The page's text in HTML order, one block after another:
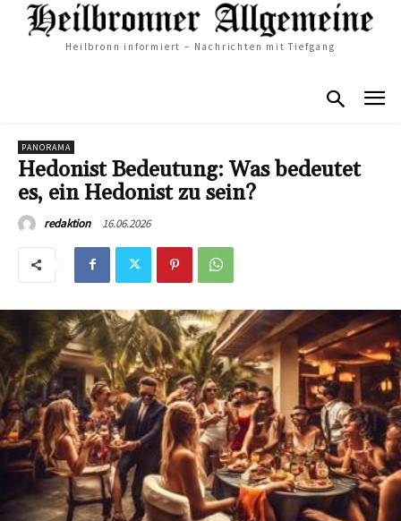
Heilbronn informiert – Nachrichten mit Tiefgang
PANORAMA
Hedonist Bedeutung: Was bedeutet
es, ein Hedonist zu sein?
redaktion 16.06.2026